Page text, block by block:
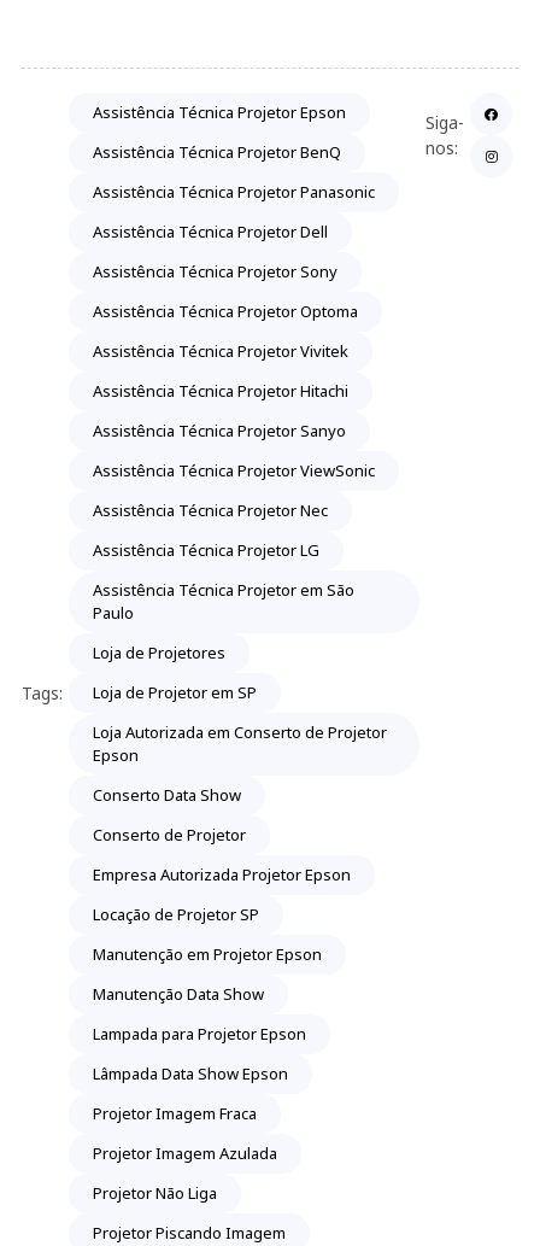
Tags:
Assistência Técnica Projetor Epson
Assistência Técnica Projetor BenQ
Assistência Técnica Projetor Panasonic
Assistência Técnica Projetor Dell
Assistência Técnica Projetor Sony
Assistência Técnica Projetor Optoma
Assistência Técnica Projetor Vivitek
Assistência Técnica Projetor Hitachi
Assistência Técnica Projetor Sanyo
Assistência Técnica Projetor ViewSonic
Assistência Técnica Projetor Nec
Assistência Técnica Projetor LG
Assistência Técnica Projetor em São
Paulo
Loja de Projetores
Loja de Projetor em SP
Loja Autorizada em Conserto de Projetor
Epson
Conserto Data Show
Conserto de Projetor
Empresa Autorizada Projetor Epson
Locação de Projetor SP
Manutenção em Projetor Epson
Manutenção Data Show
Lampada para Projetor Epson
Lâmpada Data Show Epson
Projetor Imagem Fraca
Projetor Imagem Azulada
Projetor Não Liga
Projetor Piscando Imagem
Siga-
nos: